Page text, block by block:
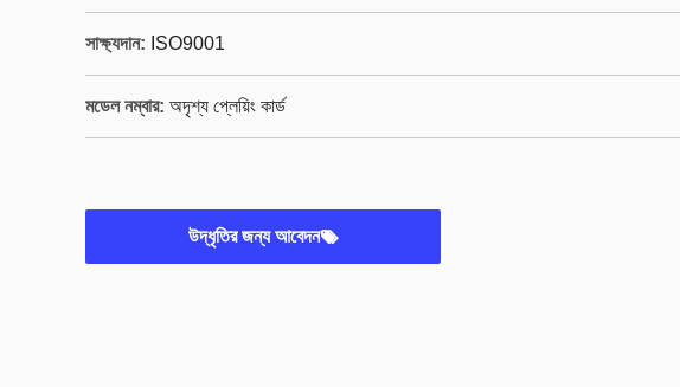
সাক্ষ্যদান: ISO9001
মডেল নম্বার: অদৃশ্য প্লেয়িং কার্ড
উদ্ধৃতির জন্য আবেদন